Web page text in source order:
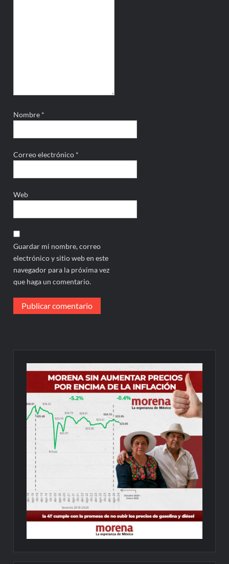
Nombre *
Correo electrónico *
Web
Guardar mi nombre, correo
electrónico y sitio web en este
navegador para la próxima vez
que haga un comentario.